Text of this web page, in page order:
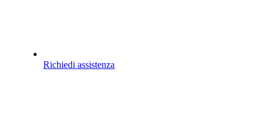
Richiedi assistenza